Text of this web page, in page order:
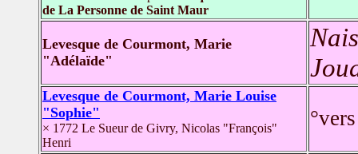
de La Personne de Saint Maur
Levesque de Courmont, Marie
"Adélaïde"
Levesque de Courmont, Marie Louise
"Sophie"
× 1772 Le Sueur de Givry, Nicolas "François"
Henri